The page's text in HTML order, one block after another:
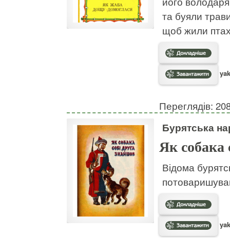
та буяли
щоб жили
Переглядів:
Бурятська
Як собака
Відома